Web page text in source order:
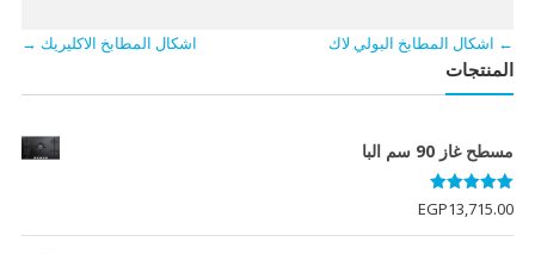
← اشكال المطابخ البولي لاك اشكال المطابخ الاكليريك →
المنتجات
مسطح غاز 90 سم البا
تم التقييم
5.00من 5 EGP13,715.00